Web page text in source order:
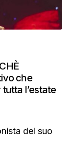
che
l’estate
del suo